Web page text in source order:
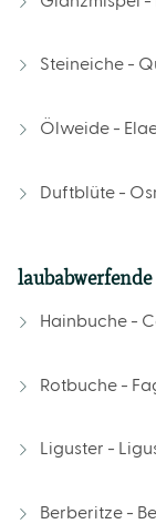
Steineiche -
Ölweide -
Duftblüte -
Hainbuche -
Rotbuche -
Liguster -
Berberitze -